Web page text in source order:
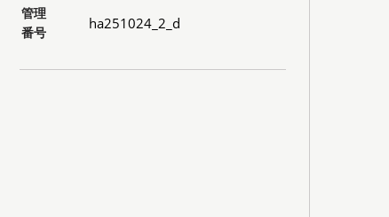
管理
番号
ha251024_2_d